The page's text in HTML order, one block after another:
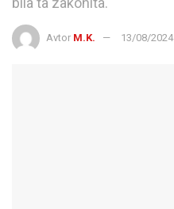
Avtor M.K. 13/08/2024